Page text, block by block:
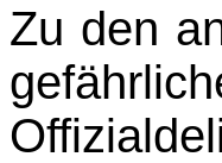
Zu den